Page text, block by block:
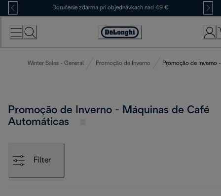
Skip
to
Content
Doručenie zdarma pri objednávkach nad 49 €
Accessibility
Winter Sales - General Promoção de Inverno Promoção de Inverno
Promoção de Inverno - Máquinas de Café
Automáticas
Filter